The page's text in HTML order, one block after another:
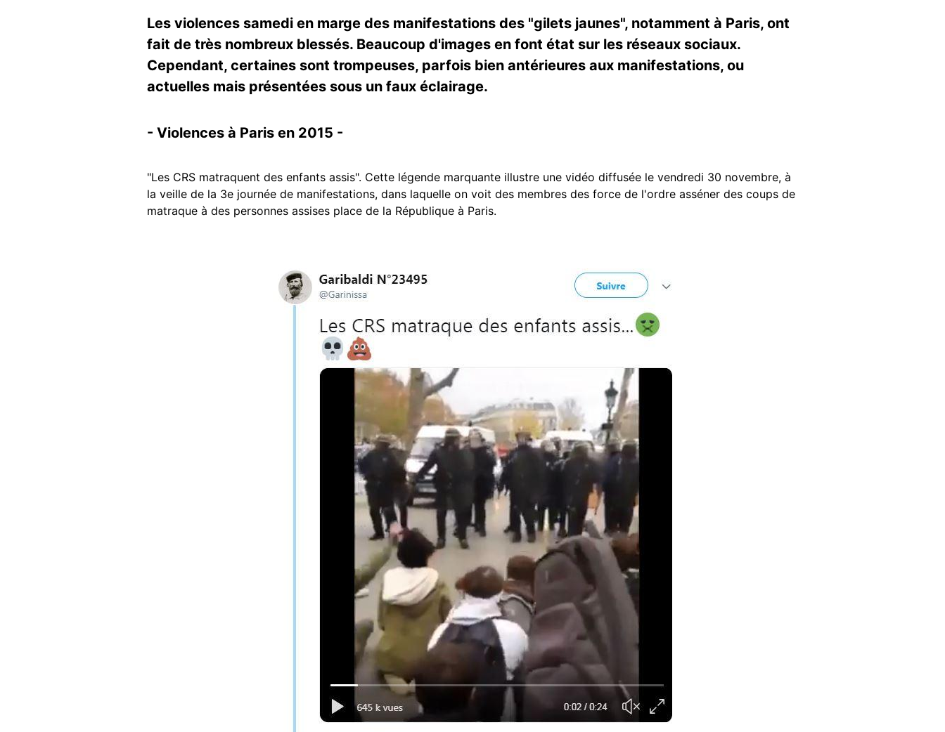
Les violences samedi en marge des manifestations des "gilets jaunes", notamment à Paris, ont
fait de très nombreux blessés. Beaucoup d'images en font état sur les réseaux sociaux.
Cependant, certaines sont trompeuses, parfois bien antérieures aux manifestations, ou
actuelles mais présentées sous un faux éclairage.
- Violences à Paris en 2015 -
"Les CRS matraquent des enfants assis". Cette légende marquante illustre une vidéo diffusée le vendredi 30 novembre, à
la veille de la 3e journée de manifestations, dans laquelle on voit des membres des force de l'ordre asséner des coups de
matraque à des personnes assises place de la République à Paris.